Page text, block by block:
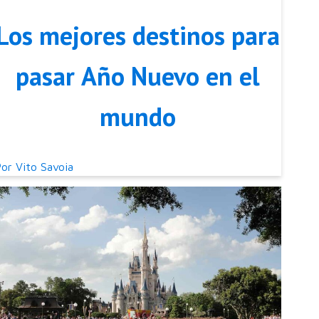
mejores destinos para
pasar Año Nuevo en el
mundo
Vito Savoia